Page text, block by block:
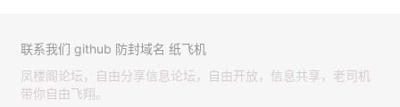
联系我们 github 防封域名 纸飞机
凤楼阁论坛，自由分享信息论坛，自由开放，信息共享，老司机
带你自由飞翔。